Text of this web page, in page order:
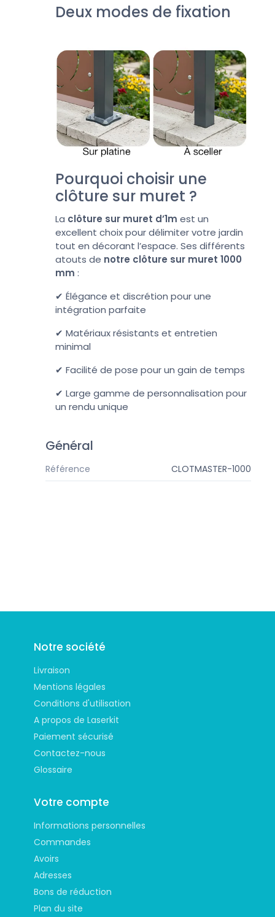
Deux modes de fixation
Pourquoi choisir une
clôture sur muret ?
La clôture sur muret d’1m est un
excellent choix pour délimiter votre jardin
tout en décorant l’espace. Ses différents
atouts de notre clôture sur muret 1000
mm :
✔ Élégance et discrétion pour une
intégration parfaite
✔ Matériaux résistants et entretien
minimal
✔ Facilité de pose pour un gain de temps
✔ Large gamme de personnalisation pour
un rendu unique
Général
Référence CLOTMASTER-1000
Notre société
Livraison
Mentions légales
Conditions d'utilisation
A propos de Laserkit
Paiement sécurisé
Contactez-nous
Glossaire
Votre compte
Informations personnelles
Commandes
Avoirs
Adresses
Bons de réduction
Plan du site